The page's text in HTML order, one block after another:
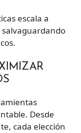
escala a
Desde
cada elección